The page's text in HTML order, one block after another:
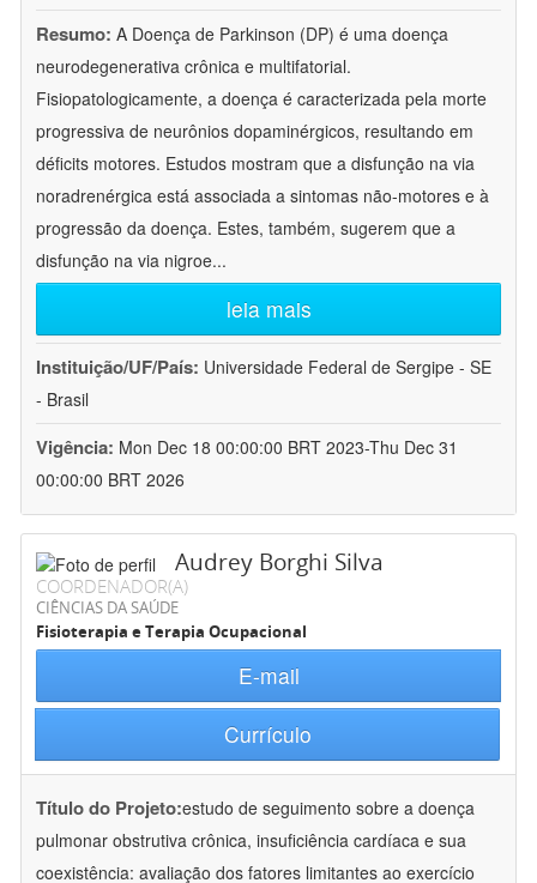
Resumo: A Doença de Parkinson (DP) é uma doença
neurodegenerativa crônica e multifatorial.
Fisiopatologicamente, a doença é caracterizada pela morte
progressiva de neurônios dopaminérgicos, resultando em
déficits motores. Estudos mostram que a disfunção na via
noradrenérgica está associada a sintomas não-motores e à
progressão da doença. Estes, também, sugerem que a
disfunção na via nigroe...
leia mais
Instituição/UF/País: Universidade Federal de Sergipe - SE
- Brasil
Vigência: Mon Dec 18 00:00:00 BRT 2023-Thu Dec 31
00:00:00 BRT 2026
Audrey Borghi Silva
COORDENADOR(A)
CIÊNCIAS DA SAÚDE
Fisioterapia e Terapia Ocupacional
E-mail
Currículo
Título do Projeto:estudo de seguimento sobre a doença
pulmonar obstrutiva crônica, insuficiência cardíaca e sua
coexistência: avaliação dos fatores limitantes ao exercício